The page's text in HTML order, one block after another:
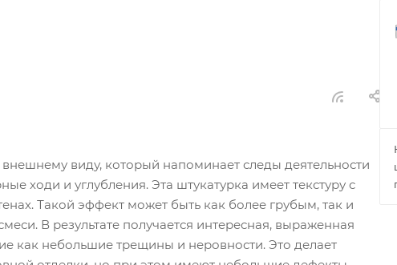
виду, который напоминает следы деятельности
ходи и углубления. Эта штукатурка имеет текстуру с
Такой эффект может быть как более грубым, так и
В результате получается интересная, выраженная
как небольшие трещины и неровности. Это делает